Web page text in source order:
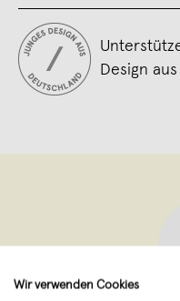
Design
Wir verwenden Cookies